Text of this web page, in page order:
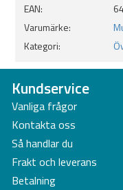
Skyddspåse ingår
Specifikationer
Diameter: 24 cm
Handtagslängd: 42 cm
Vikt: 1,3 kg
Artikelnummer:
EAN:
Varumärke:
Kategori:
Kundservice
Vanliga frågor
Kontakta oss
Så handlar du
Frakt och leverans
Betalning